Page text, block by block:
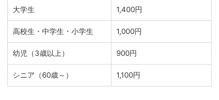
大学生 1,400円
高校生・中学生・小学生 1,000円
幼児（3歳以上） 900円
シニア（60歳～） 1,100円